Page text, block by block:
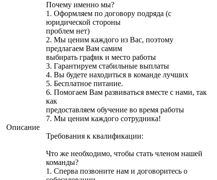
Описание
Почему именно мы?
1. Оформляем по договору подряда (с
юридической стороны
проблем нет)
2. Мы ценим каждого из Вас, поэтому
предлагаем Вам самим
выбирать график и место работы
3. Гарантируем стабильные выплаты
4. Вы будете находиться в команде лучших
5. Бесплатное питание.
6. Помогаем Вам развиваться вместе с нами, так
как
предоставляем обучение во время работы
7. Мы ценим каждого сотрудника!
Требования к квалификации:
Что же необходимо, чтобы стать членом нашей
команды?
1. Сперва позвоните нам и договоритесь о